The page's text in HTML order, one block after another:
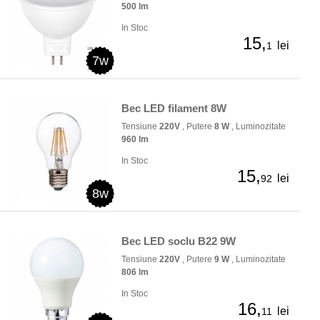
7w
500 lm
In Stoc
15,1 lei
8w
Bec LED filament 8W
Tensiune 220V , Putere 8 W, Luminozitate
960 lm
In Stoc
15,92 lei
Bec LED soclu B22 9W
Tensiune 220V , Putere 9 W, Luminozitate
806 lm
In Stoc
16,11 lei